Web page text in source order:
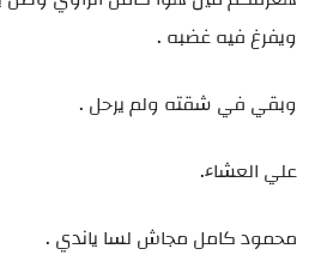
ويفرغ فيه غضبه .
وبقي في شقته ولم يرحل .
علي العشاء.
محمود كامل مجاش لسا ياندي .